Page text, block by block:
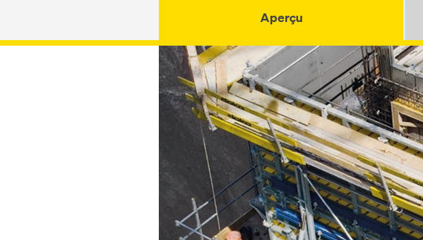
Aperçu